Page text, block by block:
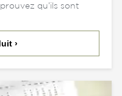
qu’ils sont
›